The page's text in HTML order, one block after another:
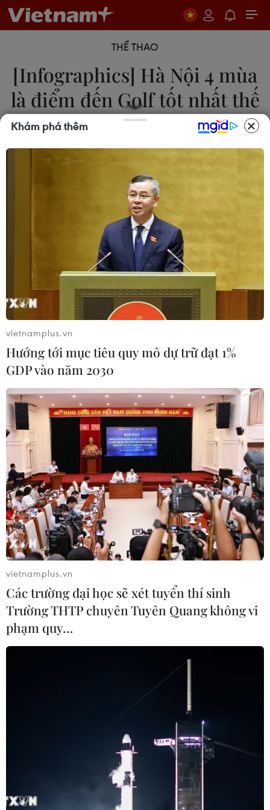
THỂ THAO
[Infographics] Hà Nội 4 mùa
là điểm đến Golf tốt nhất thế
giới 2023
27/10/2023 23:00
Hà Nội không chỉ thuận lợi về địa lý, cự ly bay, du
lịch, có văn hóa đặc sắc, có ẩm thực phong phú,
có 4 mùa đều phù hợp để chơi Golf... tất cả tạo
điều kiện cho môn thể thao này hoạt động quanh
năm.
Hà Nội vừa lần đầu tiên vinh dự được Tổ chức
Giải thưởng Golf Thế giới trao giải “Điểm đến
thành phố Golf tốt nhất thế giới năm 2023” -
World’s Best Golf City Destination 2023.
Giải thưởng là niềm tự hào, minh chứng cho sự
nỗ lực cũng như những kết quả mà ngành du
lịch Thủ đô đạt được. Thủ đô Hà Nội có vị trí địa
lý và cự ly bay lý tưởng, du lịch thiên nhiên và
văn hóa độc đáo, hấp dẫn, ẩm thực phong phú,
cho phép khách du lịch Golf hoạt động cả năm.
[Việt Nam có 4 khu nghỉ dưỡng golf trong top
Hiện nay, địa bàn thành phố Hà Nội đang có 6
cụm sân Golf với 10 sân đấu mang thương hiệu
nổi tiếng, đẳng cấp như: Sân Golf Long Biên,
Vân Trì Golf Club, Kings’ Island Golf, sân Golf
Khám phá thêm
vietnamplus.vn
Hướng tới mục tiêu quy mô dự trữ đạt 1%
GDP vào năm 2030
vietnamplus.vn
Các trường đại học sẽ xét tuyển thí sinh
Trường THTP chuyên Tuyên Quang không vi
phạm quy…